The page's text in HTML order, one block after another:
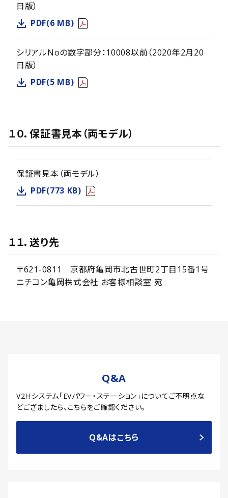
日版）
PDF(6 MB)
シリアルNoの数字部分：10008以前（2020年2月20
日版）
PDF(5 MB)
１０．保証書見本（両モデル）
保証書見本（両モデル）
PDF(773 KB)
１１．送り先
〒621-0811 京都府亀岡市北古世町2丁目15番1号
ニチコン亀岡株式会社 お客様相談室 宛
Q&A
V2Ｈシステム「EVパワー・ステーション」について ご不明点な
どござましたら、こちらをご確認ください。
Q&Aはこちら